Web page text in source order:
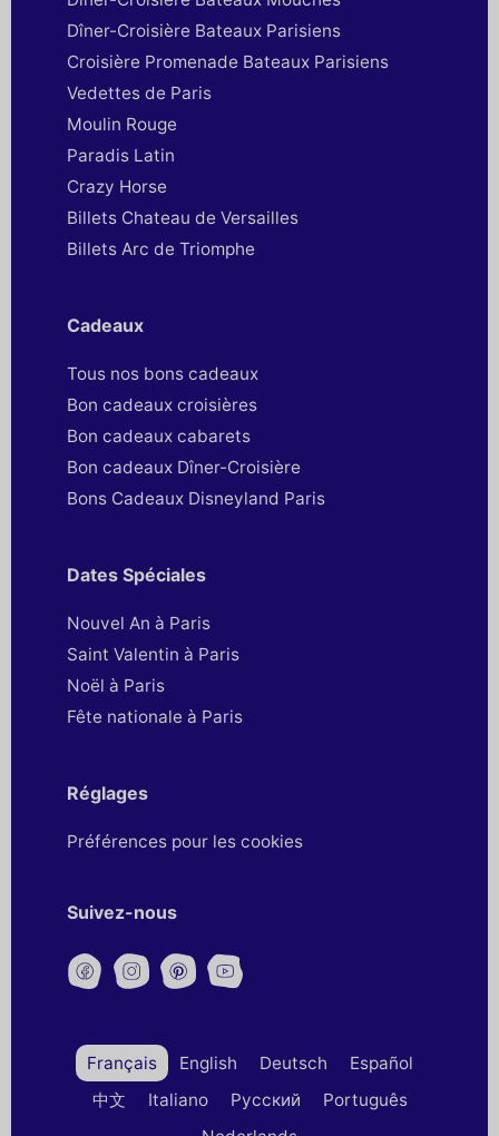
Dîner-Croisière Bateaux Parisiens
Croisière Promenade Bateaux Parisiens
Vedettes de Paris
Moulin Rouge
Paradis Latin
Crazy Horse
Billets Chateau de Versailles
Billets Arc de Triomphe
Cadeaux
Tous nos bons cadeaux
Bon cadeaux croisières
Bon cadeaux cabarets
Bon cadeaux Dîner-Croisière
Bons Cadeaux Disneyland Paris
Dates Spéciales
Nouvel An à Paris
Saint Valentin à Paris
Noël à Paris
Fête nationale à Paris
Réglages
Préférences pour les cookies
Suivez-nous
Français English Deutsch
Español
中文
Italiano Русский
Português